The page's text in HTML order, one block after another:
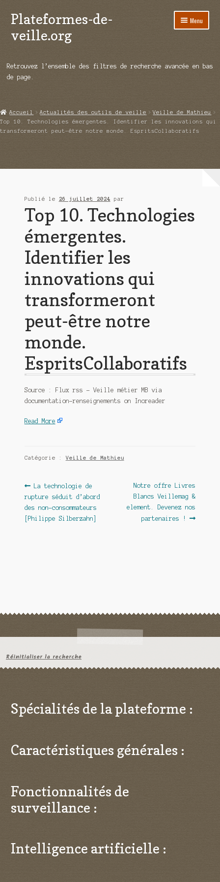
Aller
à
la
Aller
au
contenu
Plateformes-de-
veille.org
Menu
Répertoire d’ouitils
Démos vidéos
Ouvrir
le
Qui sommes-nous ?
Retrouvez l’ensemble des filtres de recherche avancée en bas
de page.
Accueil Actualités des outils de veille
Veille de Mathieu
Top 10. Technologies émergentes. Identifier les innovations qui
transformeront peut-être notre monde. EspritsCollaboratifs
Publié le 26 juillet 2024 par
Top 10. Technologies
émergentes.
Identifier les
innovations qui
transformeront
peut-être notre
monde.
EspritsCollaboratifs
Source : Flux rss – Veille métier MB via
documentation-renseignements on Inoreader
Read More
Catégorie :Veille de Mathieu
Navigation
de
l’article
Article
précédent :
La technologie de
rupture séduit d’abord
des non-consommateurs
[Philippe Silberzahn]
Article
suivant :
Notre offre Livres
Blancs Veillemag &
element. Devenez nos
partenaires !
Réinitialiser la recherche
Spécialités de la plateforme :
Caractéristiques générales :
Fonctionnalités de
surveillance :
Intelligence artificielle :